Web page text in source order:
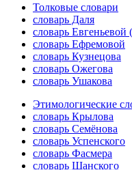
Толковые словари
словарь Даля
словарь
словарь Ефремовой
словарь Кузнецова
словарь Ожегова
словарь Ушакова
Этимологические
словарь Крылова
словарь Семёнова
словарь Успенского
словарь Фасмера
словарь Шанского